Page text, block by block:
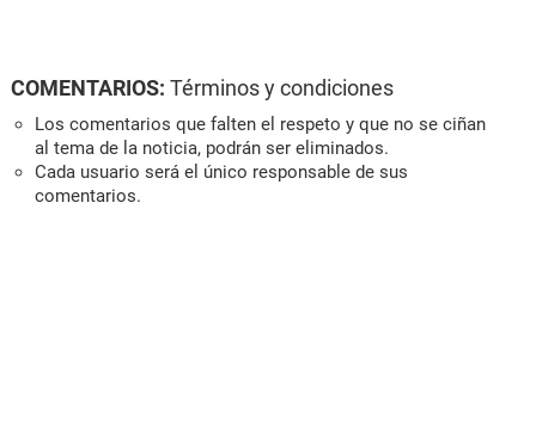
COMENTARIOS: Términos y condiciones
Los comentarios que falten el respeto y que no se ciñan
al tema de la noticia, podrán ser eliminados.
Cada usuario será el único responsable de sus
comentarios.